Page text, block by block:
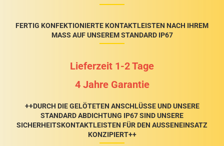
FERTIG KONFEKTIONIERTE KONTAKTLEISTEN NACH IHREM
MASS AUF UNSEREM STANDARD IP67
Lieferzeit 1-2 Tage
4 Jahre Garantie
++DURCH DIE GELÖTETEN ANSCHLÜSSE UND UNSERE S
TANDARD ABDICHTUNG IP67SIND UNSERE
SICHERHEITSKONTAKTLEISTEN FÜR DEN AUSSENEINSATZ K
ONZIPIERT++